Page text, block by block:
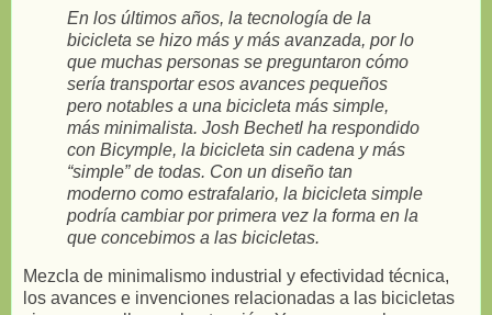
En los últimos años, la tecnología de la
bicicleta se hizo más y más avanzada, por lo
que muchas personas se preguntaron cómo
sería transportar esos avances pequeños
pero notables a una bicicleta más simple,
más minimalista. Josh Bechetl ha respondido
con Bicymple, la bicicleta sin cadena y más
“simple” de todas. Con un diseño tan
moderno como estrafalario, la bicicleta simple
podría cambiar por primera vez la forma en la
que concebimos a las bicicletas.
Mezcla de minimalismo industrial y efectividad técnica,
los avances e invenciones relacionadas a las bicicletas